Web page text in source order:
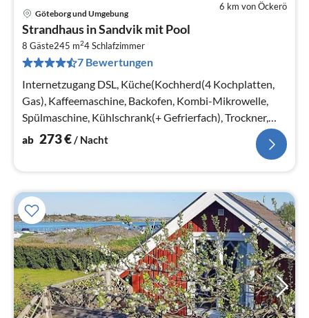
6 km von Öckerö
Göteborg und Umgebung
Strandhaus in Sandvik mit Pool
8 Gäste245 m24Schlafzimmer
7 Bewertungen
Internetzugang DSL, Küche(Kochherd(4 Kochplatten,
Gas), Kaffeemaschine, Backofen, Kombi-Mikrowelle,
Spülmaschine, Kühlschrank(+ Gefrierfach), Trockner,
Waschmaschine)
ab 273€/ Nacht